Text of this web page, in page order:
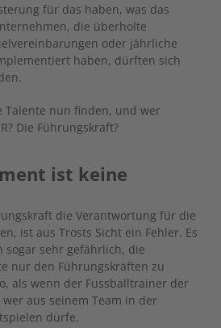
für das haben, was das
die überholte
oder jährliche
haben, dürften sich
Talente nun finden, und wer
Die Führungskraft?
ist keine
die Verantwortung für die
ist aus Trosts Sicht ein Fehler. Es
sogar sehr gefährlich, die
nur den Führungskräften zu
als wenn der Fussballtrainer der
aus seinem Team in der
dürfe.